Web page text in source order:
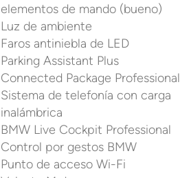
elementos de mando (bueno)
Luz de ambiente
Faros antiniebla de LED
Parking Assistant Plus
Connected Package Professional
Sistema de telefonía con carga
inalámbrica
BMW Live Cockpit Professional
Control por gestos BMW
Punto de acceso Wi-Fi